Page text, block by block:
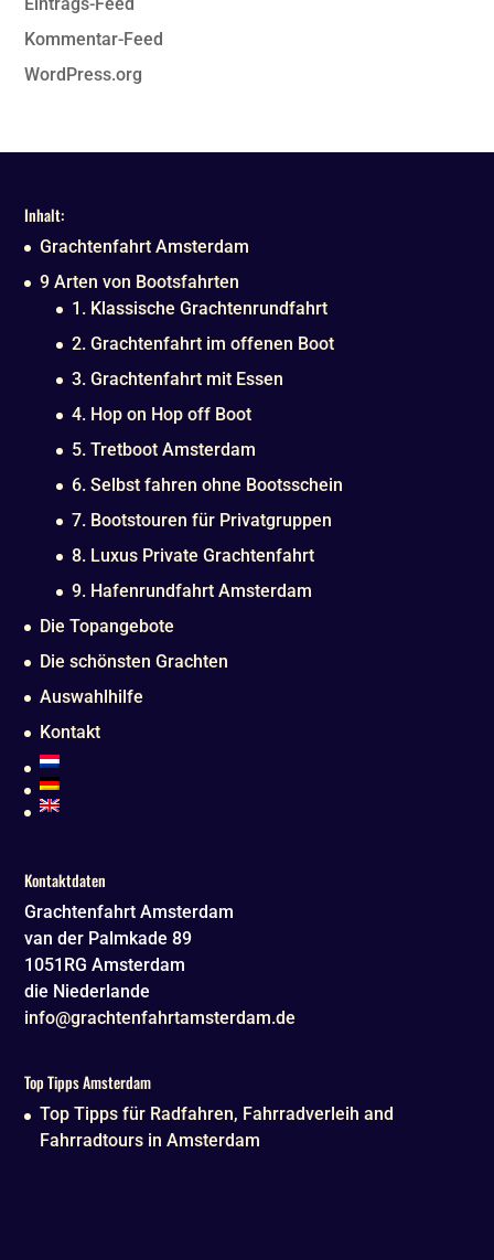
Eintrags-Feed
Kommentar-Feed
WordPress.org
Inhalt:
Grachtenfahrt Amsterdam
9 Arten von Bootsfahrten
1. Klassische Grachtenrundfahrt
2. Grachtenfahrt im offenen Boot
3. Grachtenfahrt mit Essen
4. Hop on Hop off Boot
5. Tretboot Amsterdam
6. Selbst fahren ohne Bootsschein
7. Bootstouren für Privatgruppen
8. Luxus Private Grachtenfahrt
9. Hafenrundfahrt Amsterdam
Die Topangebote
Die schönsten Grachten
Auswahlhilfe
Kontakt
Kontaktdaten
Grachtenfahrt Amsterdam
van der Palmkade 89
1051RG Amsterdam
die Niederlande
info@grachtenfahrtamsterdam.de
Top Tipps Amsterdam
Top Tipps für Radfahren, Fahrradverleih and
Fahrradtours in Amsterdam